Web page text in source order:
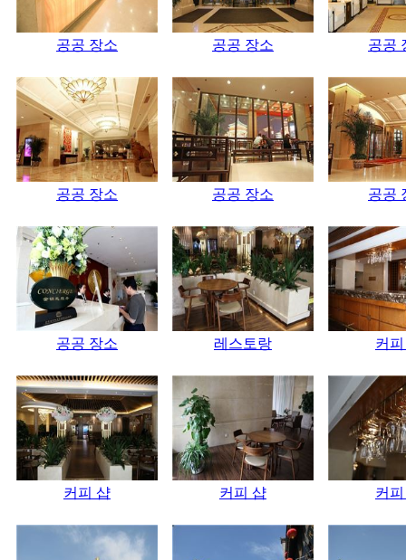
공공 장소 공공 장소 공공
공공 장소 공공 장소 공공
공공 장소 레스토랑 커
커피 샵 커피 샵 커